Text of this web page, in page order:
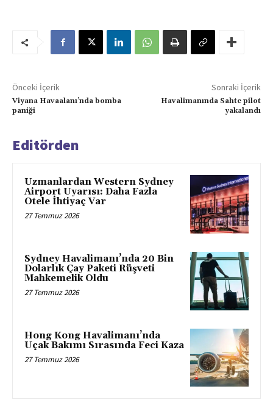
Önceki İçerik
Viyana Havaalanı’nda bomba
paniği
Sonraki İçerik
Havalimanında Sahte pilot
yakalandı
Editörden
Uzmanlardan Western Sydney
Airport Uyarısı: Daha Fazla
Otele İhtiyaç Var
27 Temmuz 2026
Sydney Havalimanı’nda 20 Bin
Dolarlık Çay Paketi Rüşveti
Mahkemelik Oldu
27 Temmuz 2026
Hong Kong Havalimanı’nda
Uçak Bakımı Sırasında Feci Kaza
27 Temmuz 2026